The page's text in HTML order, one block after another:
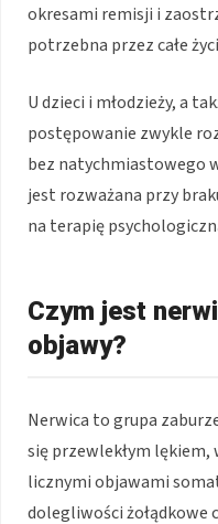
okresami remisji i
potrzebna przez całe
U dzieci i młodzieży, a
postępowanie zwykle
bez natychmiastowego
jest rozważana przy
na terapię
Czym jest
objawy?
Nerwica to grupa
się przewlekłym
licznymi objawami
dolegliwości żołądkowe